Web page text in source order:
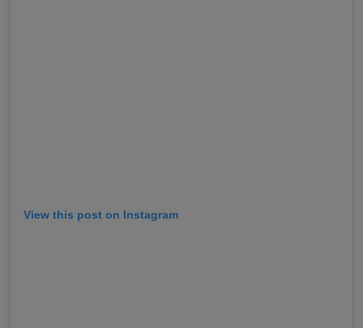
View this post on Instagram